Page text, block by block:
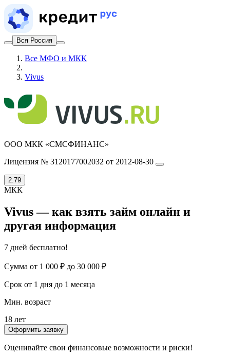
Вся Россия
Все МФО и МКК
Vivus
ООО МКК «СМСФИНАНС»
Лицензия № 3120177002032 от 2012-08-30
2.79
МКК
Vivus — как взять займ онлайн и
другая информация
7 дней бесплатно!
Сумма от 1 000 ₽ до 30 000 ₽
Срок от 1 дня до 1 месяца
Мин. возраст
18 лет
Оформить заявку
Оценивайте свои финансовые возможности и риски!